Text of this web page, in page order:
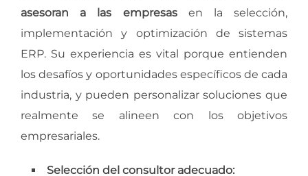
asesoran a las empresasen la selección,
implementación y optimización de sistemas
ERP. Su experiencia es vital porque entienden
los desafíos y oportunidades específicos de cada
industria, y pueden personalizar soluciones que
realmente se alineen con los objetivos
empresariales.
Selección del consultor adecuado: